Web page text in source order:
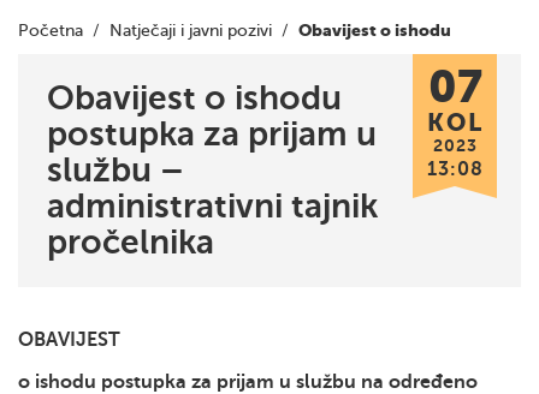
Početna / Natječaji i javni pozivi / Obavijest o ishodu
postupka za prijam u službu – administrativni tajnik
pročelnika
Obavijest o ishodu
postupka za prijam u
službu –
administrativni tajnik
pročelnika
07
KOL
2023
13:08
OBAVIJEST
o ishodu postupka za prijam u službu na određeno